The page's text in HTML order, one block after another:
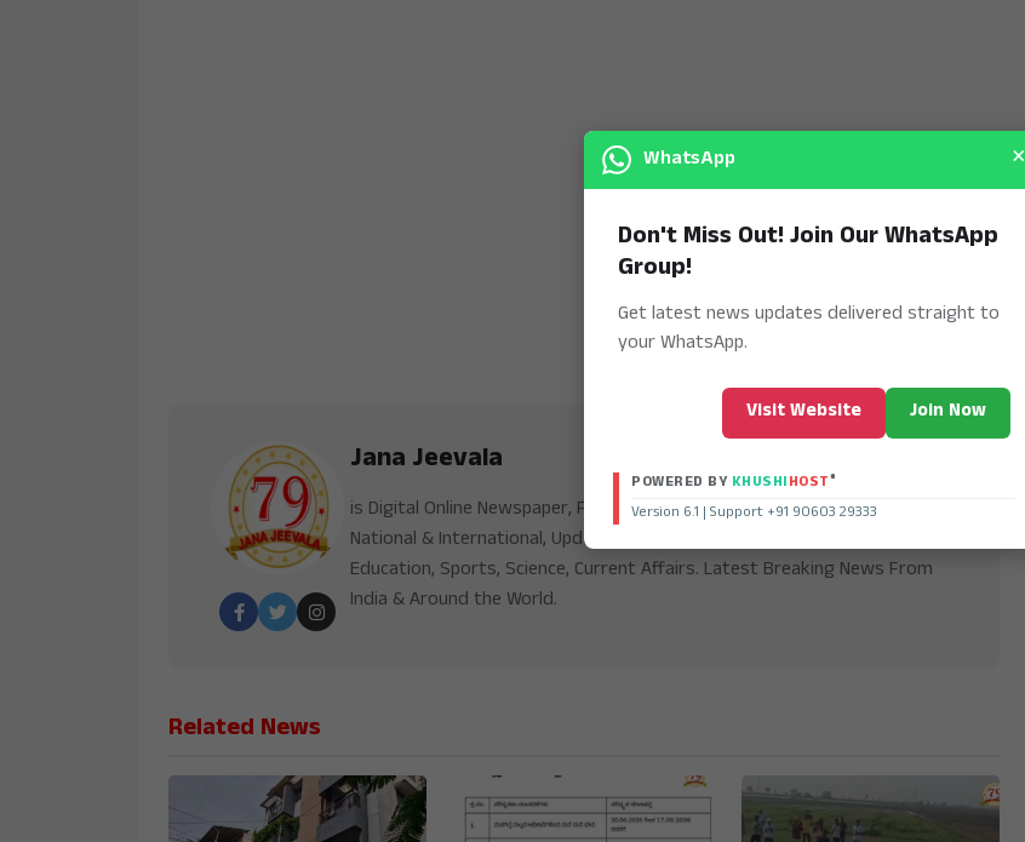
Jana Jeevala
is Digital Online Newspaper, Publishing Platform From INDIA. Karnataka,
National & International, Updates including Politics, Business, Crime,
Education, Sports, Science, Current Affairs. Latest Breaking News From
India & Around the World.
Related News
WhatsApp ×
Don't Miss Out! Join Our WhatsApp
Group!
Get latest news updates delivered straight to
your WhatsApp.
Visit Website Join Now
POWERED BY KHUSHIHOST®
Version 6.1 | Support +91 90603 29333